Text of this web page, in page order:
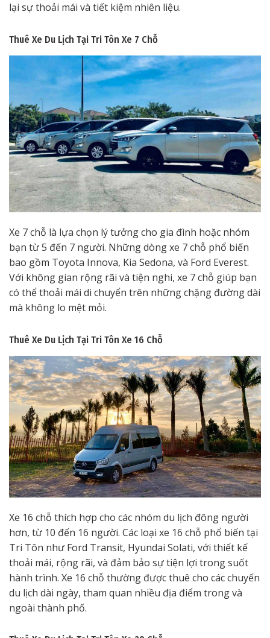
lại sự thoải mái và tiết kiệm nhiên liệu.
Thuê Xe Du Lịch Tại Tri Tôn Xe 7 Chỗ
Xe 7 chỗ là lựa chọn lý tưởng cho gia đình hoặc nhóm
bạn từ 5 đến 7 người. Những dòng xe 7 chỗ phổ biến
bao gồm Toyota Innova, Kia Sedona, và Ford Everest.
Với không gian rộng rãi và tiện nghi, xe 7 chỗ giúp bạn
có thể thoải mái di chuyển trên những chặng đường dài
mà không lo mệt mỏi.
Thuê Xe Du Lịch Tại Tri Tôn Xe 16 Chỗ
Xe 16 chỗ thích hợp cho các nhóm du lịch đông người
hơn, từ 10 đến 16 người. Các loại xe 16 chỗ phổ biến tại
Tri Tôn như Ford Transit, Hyundai Solati, với thiết kế
thoải mái, rộng rãi, và đảm bảo sự tiện lợi trong suốt
hành trình. Xe 16 chỗ thường được thuê cho các chuyến
du lịch dài ngày, tham quan nhiều địa điểm trong và
ngoài thành phố.